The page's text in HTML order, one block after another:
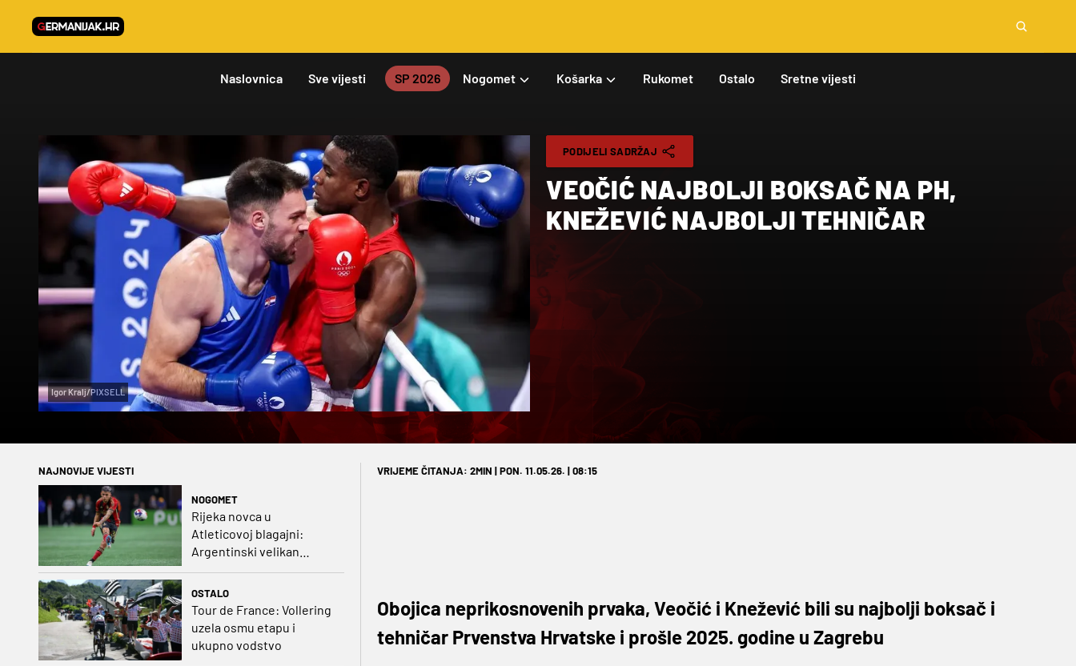
Naslovnica Sve vijesti SP 2026 Nogomet Košarka Rukomet Ostalo Sretne vijesti
Igor Kralj/PIXSELL
PODIJELI SADRŽAJ
VEOČIĆ NAJBOLJI BOKSAČ NA PH,
KNEŽEVIĆ NAJBOLJI TEHNIČAR
NAJNOVIJE VIJESTI
NOGOMET
Rijeka novca u
Atleticovoj blagajni:
Argentinski velikan
OSTALO
Tour de France: Vollering
uzela osmu etapu i
ukupno vodstvo
VRIJEME ČITANJA: 2MIN | PON. 11.05.26. | 08:15
Obojica neprikosnovenih prvaka, Veočić i Knežević bili su najbolji boksač i
tehničar Prvenstva Hrvatske i prošle 2025. godine u Zagrebu